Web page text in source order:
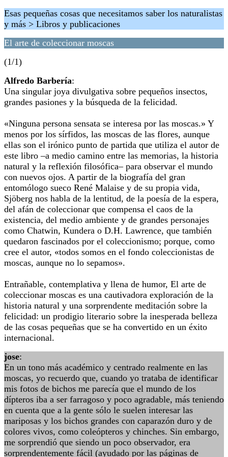
Esas pequeñas cosas que necesitamos saber los naturalistas
y más > Libros y publicaciones
El arte de coleccionar moscas
(1/1)
Alfredo Barbería:
Una singular joya divulgativa sobre pequeños insectos,
grandes pasiones y la búsqueda de la felicidad.
«Ninguna persona sensata se interesa por las moscas.» Y
menos por los sírfidos, las moscas de las flores, aunque
ellas son el irónico punto de partida que utiliza el autor de
este libro –a medio camino entre las memorias, la historia
natural y la reflexión filosófica– para observar el mundo
con nuevos ojos. A partir de la biografía del gran
entomólogo sueco René Malaise y de su propia vida,
Sjöberg nos habla de la lentitud, de la poesía de la espera,
del afán de coleccionar que compensa el caos de la
existencia, del medio ambiente y de grandes personajes
como Chatwin, Kundera o D.H. Lawrence, que también
quedaron fascinados por el coleccionismo; porque, como
cree el autor, «todos somos en el fondo coleccionistas de
moscas, aunque no lo sepamos».
Entrañable, contemplativa y llena de humor, El arte de
coleccionar moscas es una cautivadora exploración de la
historia natural y una sorprendente meditación sobre la
felicidad: un prodigio literario sobre la inesperada belleza
de las cosas pequeñas que se ha convertido en un éxito
internacional.
jose:
En un tono más académico y centrado realmente en las
moscas, yo recuerdo que, cuando yo trataba de identificar
mis fotos de bichos me parecía que el mundo de los
dípteros iba a ser farragoso y poco agradable, más teniendo
en cuenta que a la gente sólo le suelen interesar las
mariposas y los bichos grandes con caparazón duro y de
colores vivos, como coleópteros y chinches. Sin embargo,
me sorprendió que siendo un poco observador, era
sorprendentemente fácil (ayudado por las páginas de